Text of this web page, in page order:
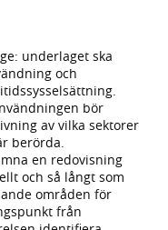
underlaget ska
och
bör
av vilka sektorer
berörda.
en redovisning
och så långt som
områden för
från